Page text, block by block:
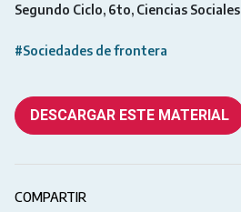
Segundo Ciclo 6to Ciencias Sociales
#Sociedades de frontera
DESCARGAR ESTE MATERIAL
COMPARTIR